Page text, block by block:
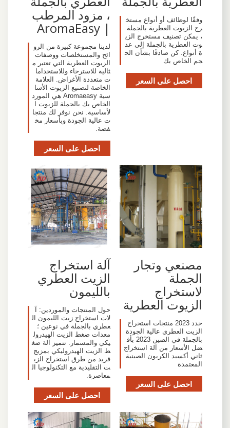
وفقًا لوظائف أو أنواع مستخ
رج الزيوت العطرية بالجملة
، يمكن تصنيف مستخرج الزي
وت العطرية بالجملة إلى عد
ة أنواع. كن صادقًا بشأن الح
جم الخاص بك
احصل على السعر
، مزود المرطب
| AromaEasy
لدينا مجموعة كبيرة من الرو
ائح والمستخلصات ووصفات
الزيوت العطرية التي تعتبر م
ثالية للاسترخاء وللاستخداما
ت متعددة الأغراض. العلامة
الخاصة لتصنيع الزيوت الأسا
سية Aromaeasy هي المورد
الخاص بك بالجملة للزيوت ا
لأساسية. نحن نوفر لك منتجا
ت عالية الجودة وبأسعار مخ
فضة.
احصل على السعر
مصنعي وتجار
الجملة
لاستخراج
الزيوت العطرية
حدد 2023 منتجات استخراج
الزيت العطري عالية الجودة
بالجملة في الصين 2023 بأف
ضل الأسعار من آلة استخراج
ثاني أكسيد الكربون الصينية
المعتمدة
احصل على السعر
آلة استخراج
الزيت العطري
بالليمون
حول المنتجات والموردين: آ
لات استخراج زيت الليمون ال
عطري بالجملة في نوعين ؛
معدات ضغط الزيت الهيدرول
يكي والمسمار. تتميز آلة ضغ
ط الزيت الهيدروليكي بمزيج
فريد من طرق استخراج الزي
ت التقليدية مع التكنولوجيا ال
معاصرة.
احصل على السعر